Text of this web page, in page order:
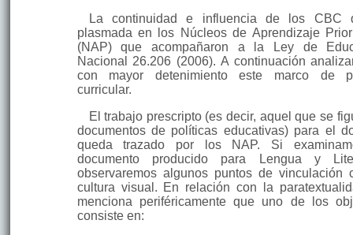
La continuidad e influencia de los CBC
plasmada en los Núcleos de Aprendizaje
(NAP) que acompañaron a la Ley de
Nacional 26.206 (2006). A continuación
con mayor detenimiento este marco de
curricular.
El trabajo prescripto (es decir, aquel que se
documentos de políticas educativas) para el
queda trazado por los NAP. Si
documento producido para Lengua y
observaremos algunos puntos de vinculación
cultura visual. En relación con la
menciona periféricamente que uno de los
consiste en: